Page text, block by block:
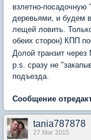
взлетно-
деревьями, и будем
лещей ловить.
обеих сторон) КПП
Долой транзит
p.s. сразу не
подъезда.
Сообщение
tania787878
27 Mar 2015